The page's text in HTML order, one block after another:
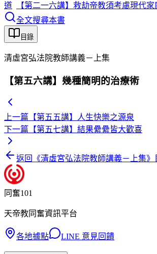
道
【第二一六講】救劫帝教須考慮現代家
全文搜尋本書
目錄
清虛宮弘法院教師講義－上集
【第五六講】幾種簡明的治療術
上一篇 【第五五講】人生快樂之源泉
下一篇 【第五七講】結果纍纍皆大歡喜
返回《清虛宮弘法院教師講義－上集》
同奮101
天帝教同奮資訊平台
各地據點 LINE 意見回饋